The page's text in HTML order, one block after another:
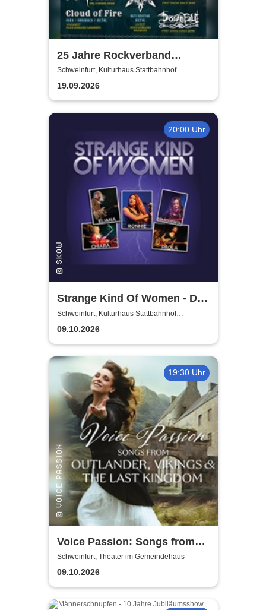
25 Jahre Rockverband
Schweinfurt e.V.
Schweinfurt, Kulturhaus Stattbahnhof
Schweinfurt
19.09.2026
20:00 Uhr
Strange Kind Of Women - Die
einzigen weiblichen Deep
Purple Classics
Schweinfurt, Kulturhaus Stattbahnhof
Schweinfurt
09.10.2026
19:30 Uhr
Voice Passion: Songs from
Outlander, Vikings & The Last
Kingdom
Schweinfurt, Theater im Gemeindehaus
09.10.2026